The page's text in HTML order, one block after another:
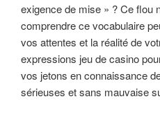
exigence de mise » ? Ce flou
comprendre ce vocabulaire
vos attentes et la réalité de
expressions jeu de casino
vos jetons en connaissance
sérieuses et sans mauvaise